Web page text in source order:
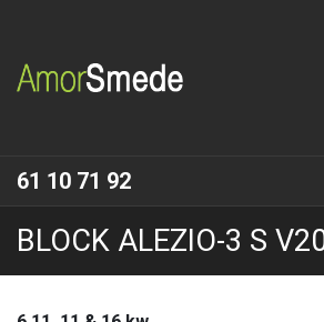
hovedindhold
61 10 71 92
BLOCK ALEZIO-3 S